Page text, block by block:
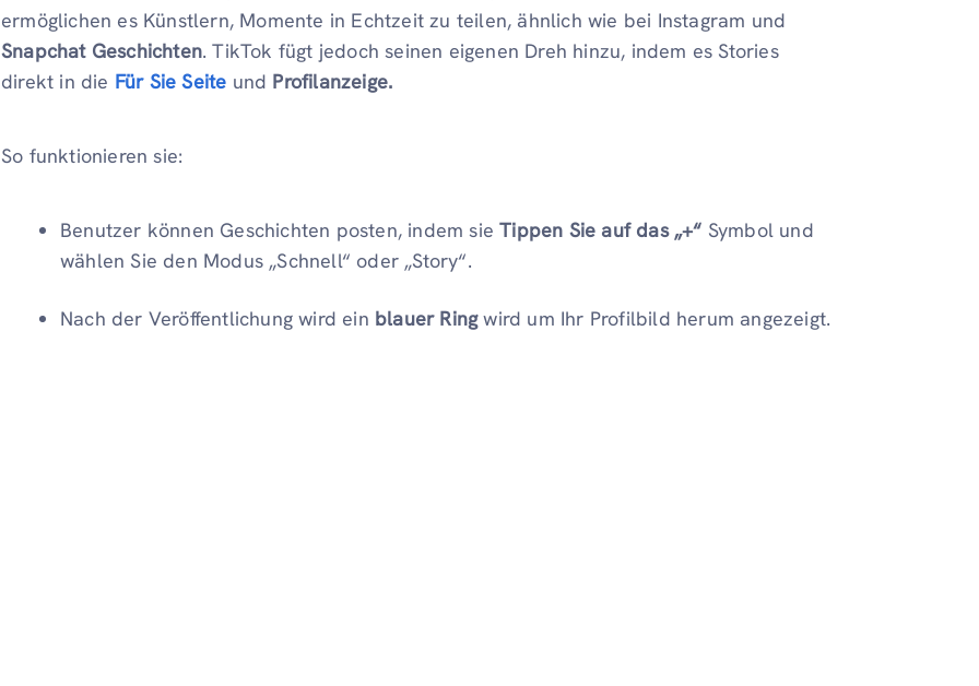
ermöglichen es Künstlern, Momente in Echtzeit zu teilen, ähnlich wie bei Instagram und
Snapchat Geschichten. TikTok fügt jedoch seinen eigenen Dreh hinzu, indem es Stories
direkt in die Für Sie Seite und Profilanzeige.
So funktionieren sie:
Benutzer können Geschichten posten, indem sieTippen Sie auf das „+“ Symbol und
wählen Sie den Modus „Schnell“ oder „Story“.
Nach der Veröffentlichung wird ein blauer Ringwird um Ihr Profilbild herum angezeigt.